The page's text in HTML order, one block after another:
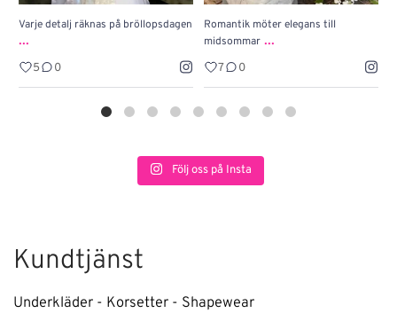
Varje detalj räknas på bröllopsdagen
...
5 0
Romantik möter elegans till
midsommar ...
7 0
Följ oss på Insta
Kundtjänst
Underkläder - Korsetter - Shapewear